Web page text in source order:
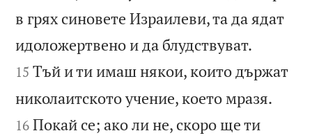
в грях синовете Израилеви, та да ядат
идоложертвено и да блудствуват.
15 Тъй и ти имаш някои, които държат
николаитското учение, което мразя.
16 Покай се; ако ли не, скоро ще ти